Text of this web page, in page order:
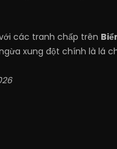
các tranh chấp trên
xung đột chính là lá